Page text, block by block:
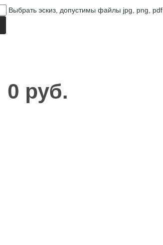
Выбрать эскиз, допустимы файлы jpg, png, pdf
0 руб.